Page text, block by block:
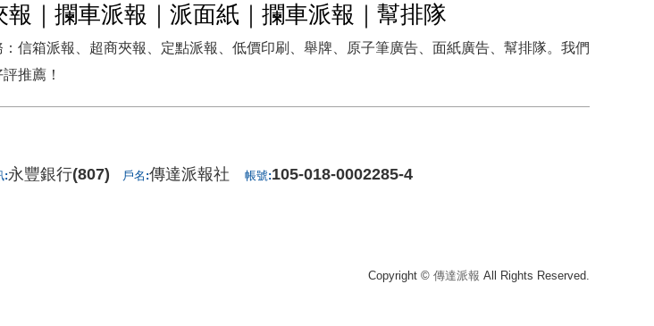
｜攔車派報｜派面紙｜攔車派報｜幫排隊
信箱派報、超商夾報、定點派報、低價印刷、舉牌、原子筆廣告、面紙廣告、幫排隊。我們
推薦！
:永豐銀行(807) 戶名:傳達派報社 帳號:105-018-0002285-4
Copyright © 傳達派報 All Rights Reserved.